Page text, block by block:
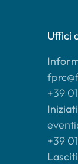
Uffici
+39
+39